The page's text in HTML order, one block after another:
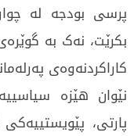
پرسی بودجە لە
بکرێت، نەک بە
کاراکردنەوەی
نێوان هێزە
پارتی،